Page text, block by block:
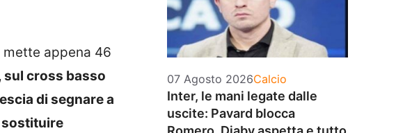
mette appena 46
sul cross basso
di segnare a
sostituire
07 Agosto 2026Categorie
Calcio
Inter, le mani legate dalle
uscite: Pavard blocca